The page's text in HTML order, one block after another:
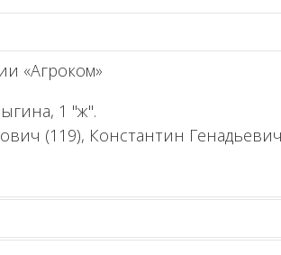
«Агроком»
1 "ж".
(119), Константин